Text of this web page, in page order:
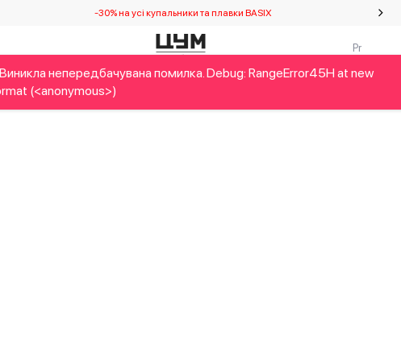
-30% на усі купальники та плавки BASIX
Дітям Home&Gifts Українські дизайнери Краса Бренди
непередбачувана помилка. Debug: RangeError45H at new
(<anonymous>)